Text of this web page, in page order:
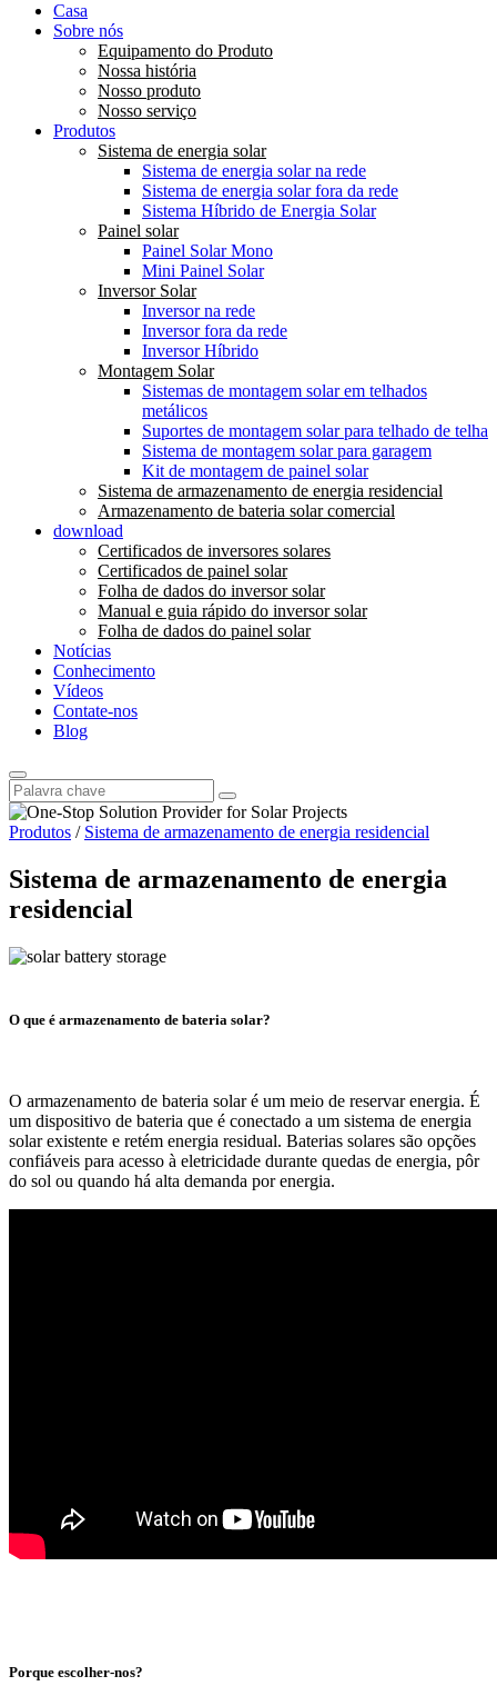
Casa
Sobre nós
Equipamento do Produto
Nossa história
Nosso produto
Nosso serviço
Produtos
Sistema de energia solar
Sistema de energia solar na rede
Sistema de energia solar fora da rede
Sistema Híbrido de Energia Solar
Painel solar
Painel Solar Mono
Mini Painel Solar
Inversor Solar
Inversor na rede
Inversor fora da rede
Inversor Híbrido
Montagem Solar
Sistemas de montagem solar em telhados
metálicos
Suportes de montagem solar para telhado de telha
Sistema de montagem solar para garagem
Kit de montagem de painel solar
Sistema de armazenamento de energia residencial
Armazenamento de bateria solar comercial
download
Certificados de inversores solares
Certificados de painel solar
Folha de dados do inversor solar
Manual e guia rápido do inversor solar
Folha de dados do painel solar
Notícias
Conhecimento
Vídeos
Contate-nos
Blog
Produtos / Sistema de armazenamento de energia residencial
Sistema de armazenamento de energia
residencial
O que é armazenamento de bateria solar?
O armazenamento de bateria solar é um meio de reservar energia. É
um dispositivo de bateria que é conectado a um sistema de energia
solar existente e retém energia residual. Baterias solares são opções
confiáveis ​​para acesso à eletricidade durante quedas de energia, pôr
do sol ou quando há alta demanda por energia.
Porque escolher-nos?